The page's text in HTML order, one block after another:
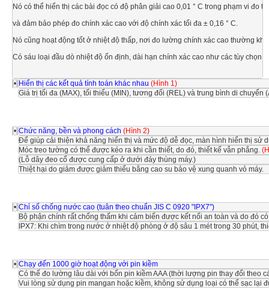
Nó có thể hiển thị các bài đọc có độ phân giải cao 0,01 ° C trong phạm vi đo
và đảm bảo phép đo chính xác cao với độ chính xác tối đa ± 0,16 ° C.
Nó cũng hoạt động tốt ở nhiệt độ thấp, nơi đo lường chính xác cao thường
Có sáu loại đầu dò nhiệt độ ổn định, dài hạn chính xác cao như các tùy
• Hiển thị các kết quả tính toán khác nhau (Hình 1)
Giá trị tối đa (MAX), tối thiểu (MIN), tương đối (REL) và trung bình di chuyển
• Chức năng, bền và phong cách (Hình 2)
Để giúp cải thiện khả năng hiển thị và mức độ dễ đọc, màn hình hiển thị
Móc treo tường có thể được kéo ra khi cần thiết, do đó, thiết kế vẫn phẳng.
(Lỗ dây đeo cổ được cung cấp ở dưới đáy thùng máy.)
Thiệt hại do giảm được giảm thiểu bằng cao su bảo vệ xung quanh vỏ máy.
• Chỉ số chống nước cao (tuân theo chuẩn JIS C 0920 "IPX7")
Bộ phận chính rất chống thấm khi cảm biến được kết nối an toàn và do đó
IPX7: Khi chìm trong nước ở nhiệt độ phòng ở độ sâu 1 mét trong 30
• Chạy đến 1000 giờ hoạt động với pin kiềm
Có thể đo lường lâu dài với bốn pin kiềm AAA (thời lượng pin thay đổi theo
Vui lòng sử dụng pin mangan hoặc kiềm, không sử dụng loại có thể sạc lại